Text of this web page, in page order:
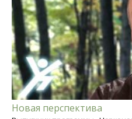
Новая перспектива